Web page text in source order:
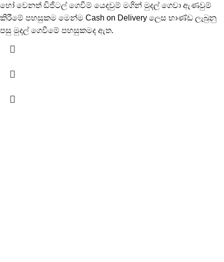
හෝ වෙනත් ඩිජිටල් ගෙවීම් යෙදවුම් මගින් මුදල් ගෙවා ඇණවුම්
කිරීමේ පහසුකම මෙන්ම Cash on Delivery ලෙස භාණ්ඩ ලැබුනු
පසු මුදල් ගෙවීමේ පහසුකමද ඇත.